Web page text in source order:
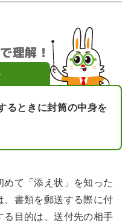
理解！
るときに封筒の中身を
て「添え状」を知った
書類を郵送する際に付
る目的は、送付先の相手